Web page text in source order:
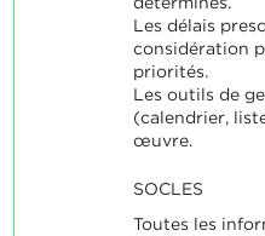
Les délais
considération
priorités.
Les outils de
(calendrier,
œuvre.
SOCLES
Toutes les